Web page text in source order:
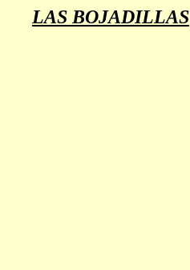
LAS BOJADILLAS